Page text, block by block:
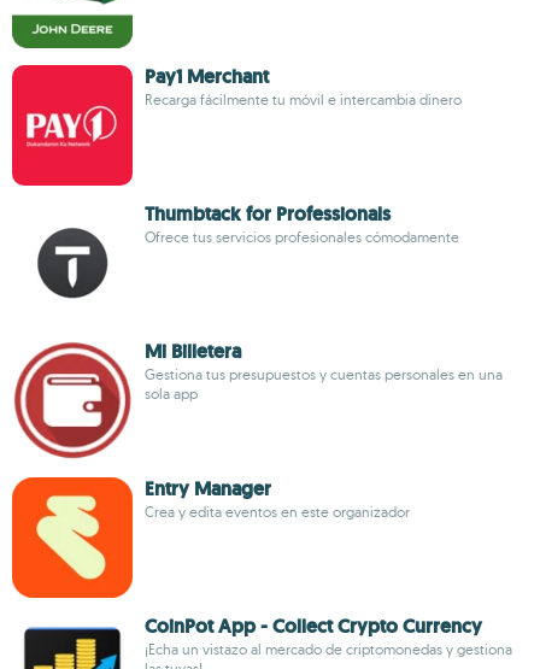
Pay1 Merchant
Recarga fácilmente tu móvil e intercambia dinero
Thumbtack for Professionals
Ofrece tus servicios profesionales cómodamente
Mi Billetera
Gestiona tus presupuestos y cuentas personales en una
sola app
Entry Manager
Crea y edita eventos en este organizador
CoinPot App - Collect Crypto Currency
¡Echa un vistazo al mercado de criptomonedas y gestiona